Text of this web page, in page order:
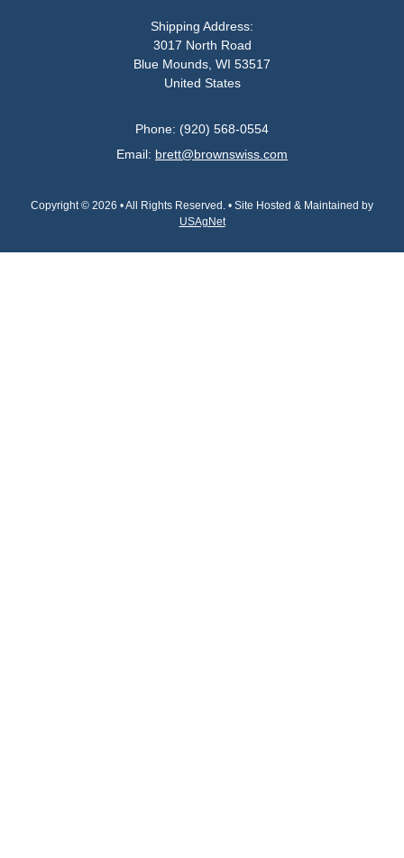
Shipping Address:
3017 North Road
Blue Mounds, WI 53517
United States
Phone: (920) 568-0554
Email: brett@brownswiss.com
Copyright © 2026 • All Rights Reserved. • Site Hosted & Maintained by
USAgNet